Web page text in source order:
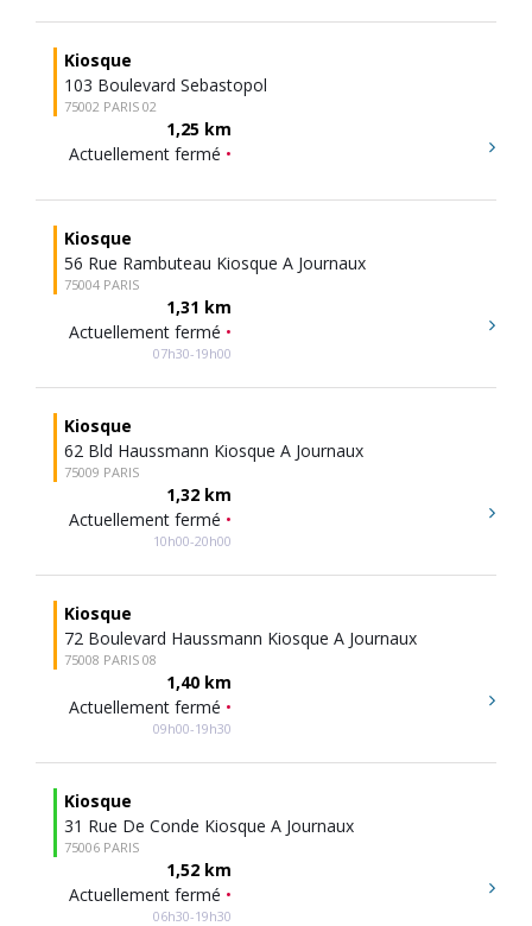
Kiosque
103 Boulevard Sebastopol
75002 PARIS 02
1,25 km
Actuellement fermé •
Kiosque
56 Rue Rambuteau Kiosque A Journaux
75004 PARIS
1,31 km
Actuellement fermé •
07h30-19h00
Kiosque
62 Bld Haussmann Kiosque A Journaux
75009 PARIS
1,32 km
Actuellement fermé •
10h00-20h00
Kiosque
72 Boulevard Haussmann Kiosque A Journaux
75008 PARIS 08
1,40 km
Actuellement fermé •
09h00-19h30
Kiosque
31 Rue De Conde Kiosque A Journaux
75006 PARIS
1,52 km
Actuellement fermé •
06h30-19h30